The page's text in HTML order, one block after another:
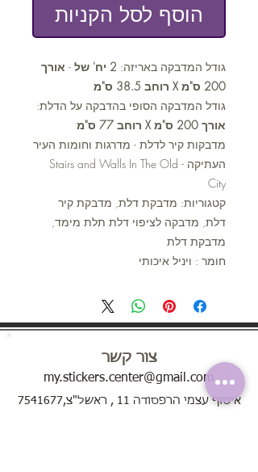
הוסף לסל הקניות
גודל המדבקה באריזה: 2 יח' של - אורך
200 ס"מ X רוחב 38.5 ס"מ
גודל המדבקה הסופי בהדבקה על הדלת:
אורך 200 ס"מ X רוחב 77 ס"מ
מדבקות קיר לדלת - מדרגות וחומות העיר
העתיקה - Stairs and Walls In The Old
City
קטגוריות: מדבקת דלת, מדבקת קיר
דלת, מדבקה לציפוי דלת תלת מימד,
מדבקת דלת
חומר : ויניל איכותי
צור קשר
my.stickers.center@gmail.com
איסוף עצמי הרפסודה 11 , ראשל"צ,7541677